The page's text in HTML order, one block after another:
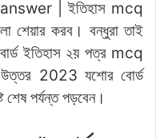
y
Li
n
k
s
e
n
g
p
e
e
answer | ইতিহাস mcq
করব। বন্ধুরা তাই
ইতিহাস ২য় পত্র mcq
2023 যশোর বোর্ড
পর্যন্ত পড়বেন।